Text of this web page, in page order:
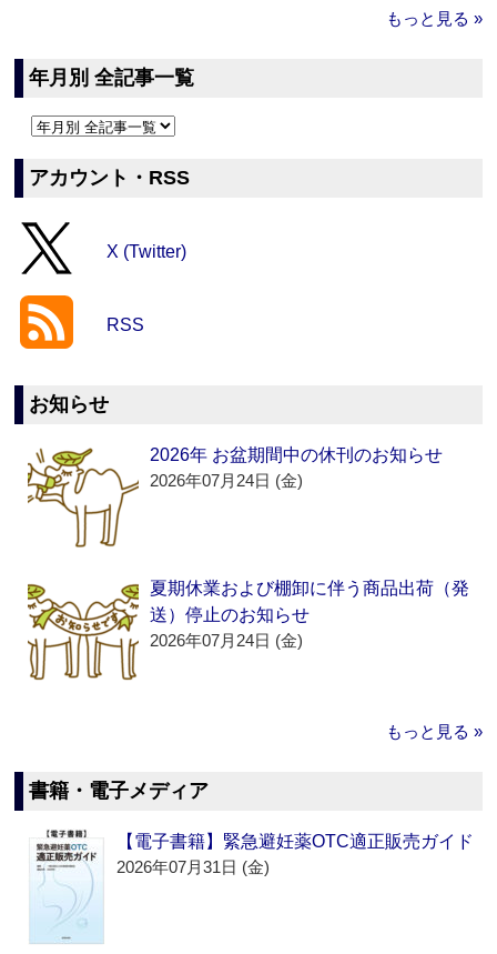
もっと見る »
年月別 全記事一覧
アカウント・RSS
X (Twitter)
RSS
お知らせ
2026年 お盆期間中の休刊のお知らせ
2026年07月24日 (金)
夏期休業および棚卸に伴う商品出荷（発
送）停止のお知らせ
2026年07月24日 (金)
もっと見る »
書籍・電子メディア
【電子書籍】緊急避妊薬OTC適正販売ガイド
2026年07月31日 (金)